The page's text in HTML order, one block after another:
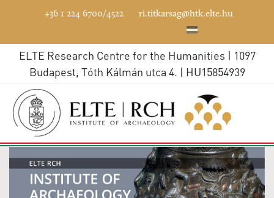
+36 1 224 6700/4522 ri.titkarsag@htk.elte.hu
ELTE Research Centre for the Humanities | 1097
Budapest, Tóth Kálmán utca 4. | HU15854939